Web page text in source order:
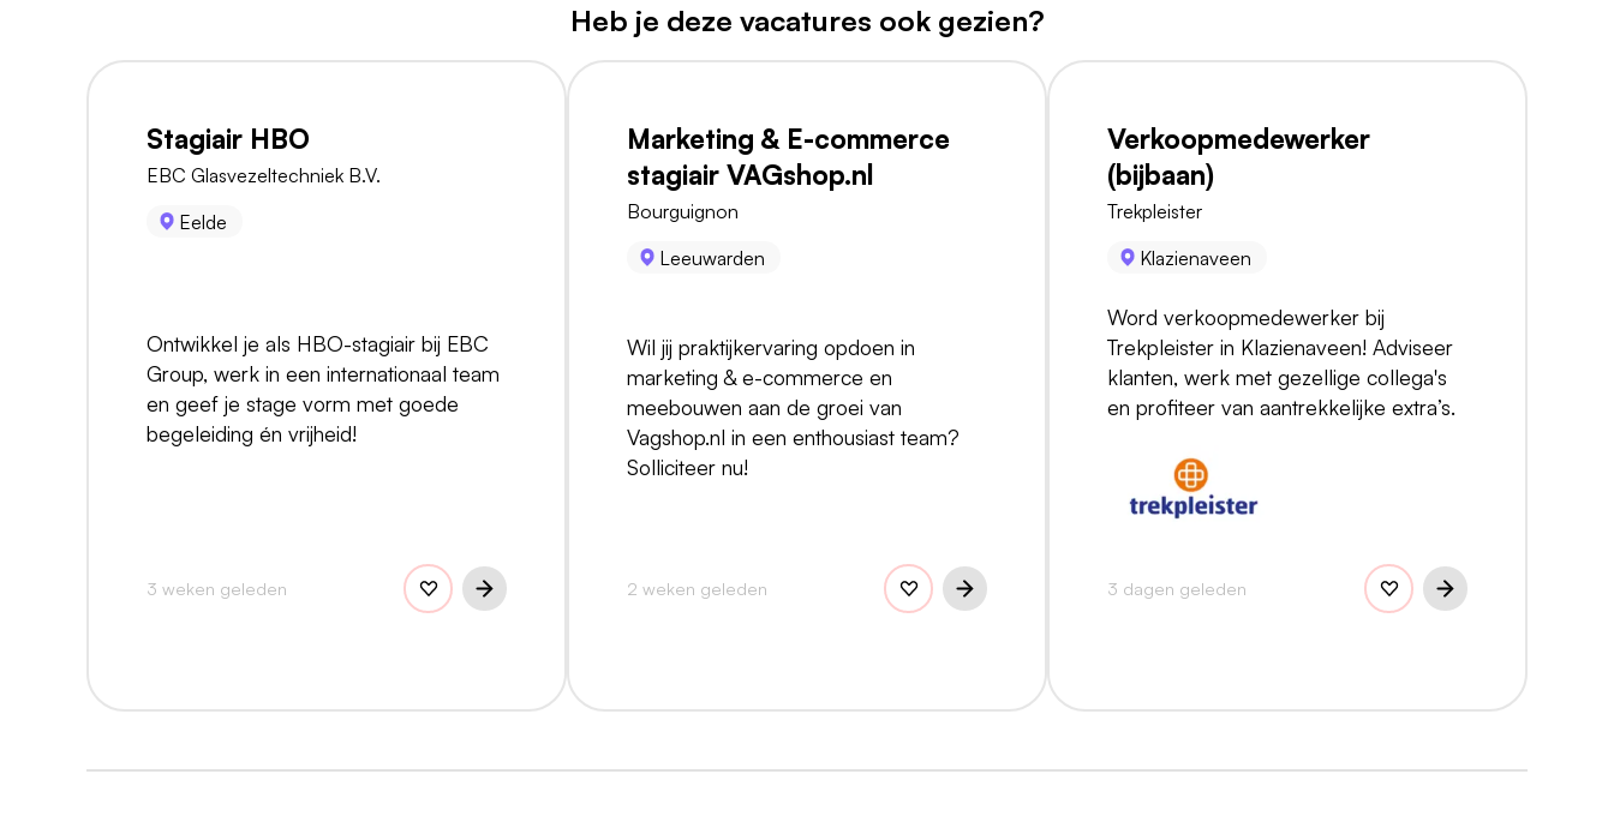
Heb je deze vacatures ook gezien?
Stagiair HBO
EBC Glasvezeltechniek B.V.
Eelde
Ontwikkel je als HBO-stagiair bij EBC
Group, werk in een internationaal team
en geef je stage vorm met goede
begeleiding én vrijheid!
3 weken geleden
Marketing & E-commerce
stagiair VAGshop.nl
Bourguignon
Leeuwarden
Wil jij praktijkervaring opdoen in
marketing & e-commerce en
meebouwen aan de groei van
Vagshop.nl in een enthousiast team?
Solliciteer nu!
2 weken geleden
Verkoopmedewerker
(bijbaan)
Trekpleister
Klazienaveen
Word verkoopmedewerker bij
Trekpleister in Klazienaveen! Adviseer
klanten, werk met gezellige collega's
en profiteer van aantrekkelijke extra’s.
3 dagen geleden